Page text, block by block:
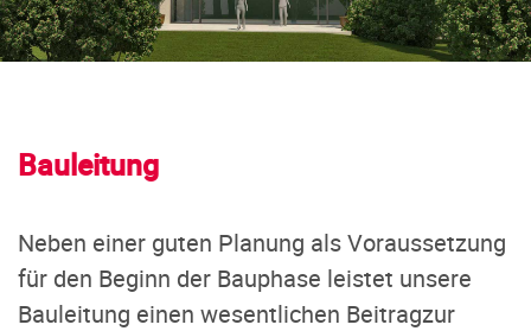
Bauleitung
Neben einer guten Planung als Voraussetzung
für den Beginn der Bauphase leistet unsere
Bauleitung einen wesentlichen Beitragzur